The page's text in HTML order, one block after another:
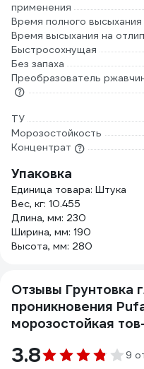
применения
Время полного высыхания
Время высыхания на отлип
Быстросохнущая
Без запаха
Преобразователь
ТУ
Морозостойкость
Концентрат
Упаковка
Единица товара: Штука
Вес, кг: 10.455
Длина, мм: 230
Ширина, мм: 190
Высота, мм: 280
Отзывы Грунтовка
проникновения
морозостойкая
3.8 9